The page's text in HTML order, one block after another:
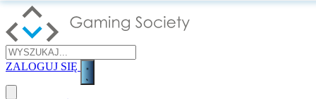
ZALOGUJ SIĘ